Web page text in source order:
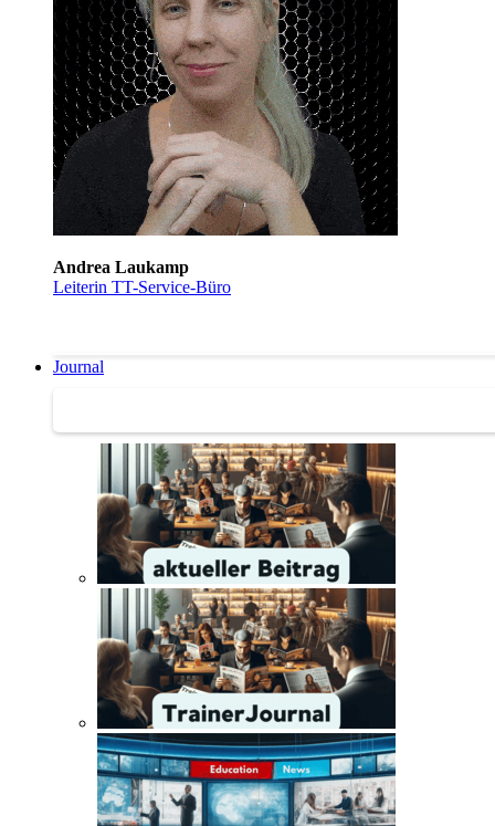
Andrea Laukamp
Leiterin TT-Service-Büro
Journal